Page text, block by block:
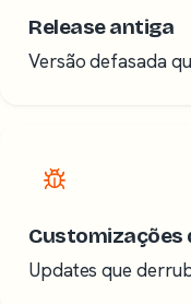
Release antiga
Versão defasada
Customizações
Updates que